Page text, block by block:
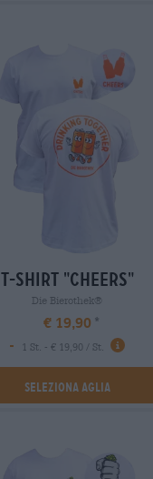
t-shirt "cheers"
Die Bierothek®
€ 19,90
-
1 St. - € 19,90 / St.
Seleziona Aglia